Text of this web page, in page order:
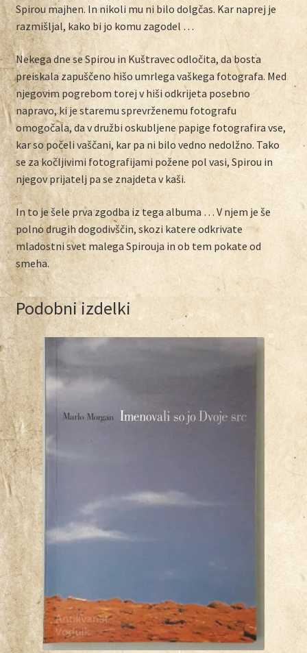
Spirou majhen. In nikoli mu ni bilo dolgčas. Kar naprej je
razmišljal, kako bi jo komu zagodel …
Nekega dne se Spirou in Kuštravec odločita, da bosta
preiskala zapuščeno hišo umrlega vaškega fotografa. Med
njegovim pogrebom torej v hiši odkrijeta posebno
napravo, ki je staremu sprevrženemu fotografu
omogočala, da v družbi oskubljene papige fotografira vse,
kar so počeli vaščani, kar pa ni bilo vedno nedolžno. Tako
se za kočljivimi fotografijami požene pol vasi, Spirou in
njegov prijatelj pa se znajdeta v kaši.
In to je šele prva zgodba iz tega albuma … V njem je še
polno drugih dogodivščin, skozi katere odkrivate
mladostni svet malega Spirouja in ob tem pokate od
smeha.
Podobni izdelki